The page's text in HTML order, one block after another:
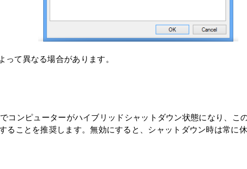
て異なる場合があります。
コンピューターがハイブリッドシャットダウン状態になり、
ことを推奨します。無効にすると、シャットダウン時は常に休